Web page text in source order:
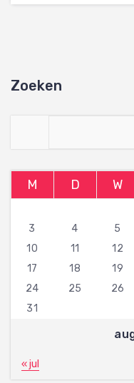
Zoeken
M D W
3
4 5
10
11 12
17
18 19
24
25 26
31
« jul